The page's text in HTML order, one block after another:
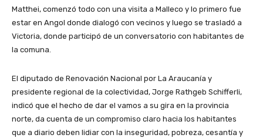
Matthei, comenzó todo con una visita a Malleco y lo primero fue
estar en Angol donde dialogó con vecinos y luego se trasladó a
Victoria, donde participó de un conversatorio con habitantes de
la comuna.
El diputado de Renovación Nacional por La Araucanía y
presidente regional de la colectividad, Jorge Rathgeb Schifferli,
indicó que el hecho de dar el vamos a su gira en la provincia
norte, da cuenta de un compromiso claro hacia los habitantes
que a diario deben lidiar con la inseguridad, pobreza, cesantía y